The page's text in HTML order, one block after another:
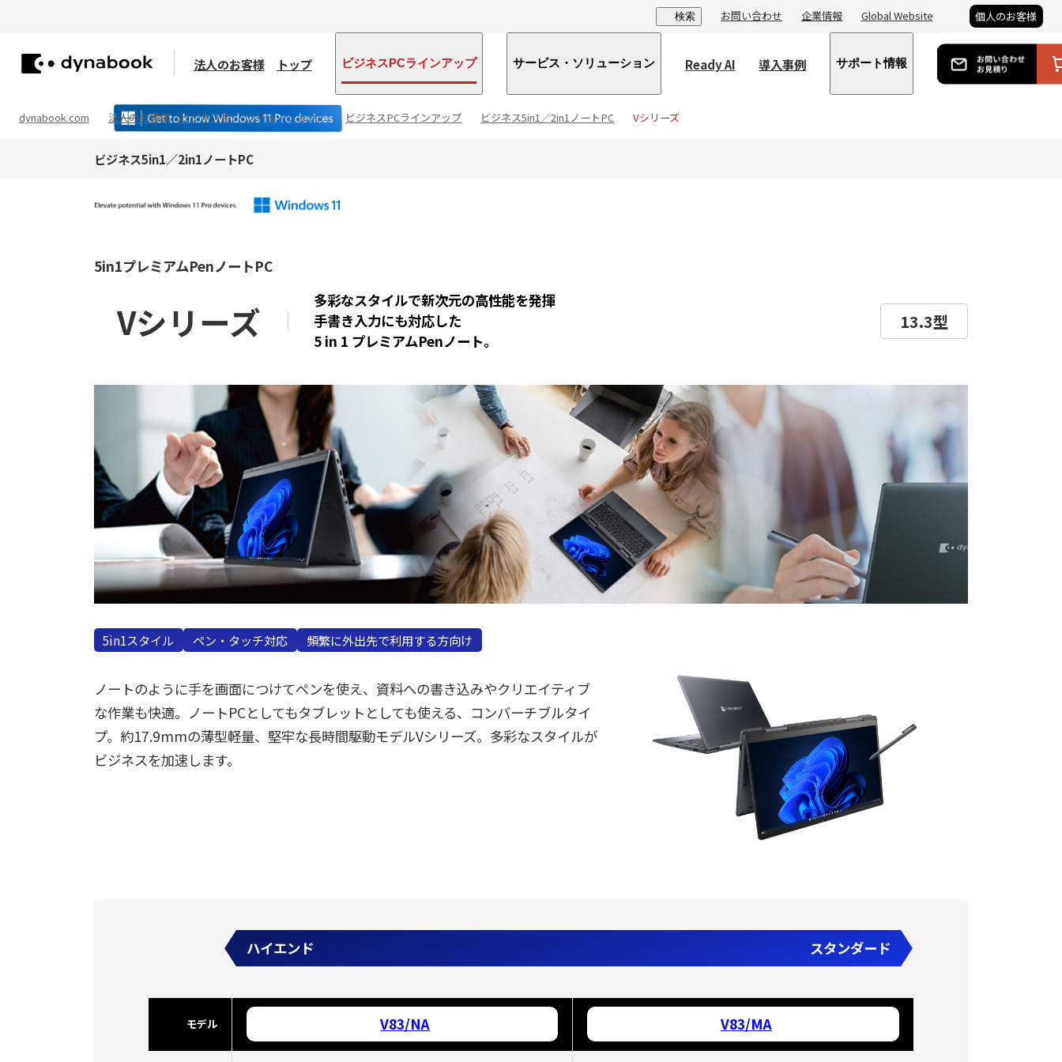
検索 お問い合わせ 企業情報 Global Website 個人のお客様
法人のお客様 トップ ビジネスPCラインアップ サービス・ソリューション Ready AI 導入事例 サポート情報
dynabook.com 法人のお客様（ビジネスPC・ソリューション） ビジネスPCラインアップ ビジネス5in1／2in1ノートPC Vシリーズ
ビジネス5in1／2in1ノートPC
5in1プレミアムPenノートPC
Vシリーズ
多彩なスタイルで新次元の高性能を発揮
手書き入力にも対応した
5 in 1 プレミアムPenノート。
13.3型
5in1スタイル ペン・タッチ対応 頻繁に外出先で利用する方向け
ノートのように手を画面につけてペンを使え、資料への書き込みやクリエイティブ
な作業も快適。ノートPCとしてもタブレットとしても使える、コンバーチブルタイ
プ。約17.9mmの薄型軽量、堅牢な長時間駆動モデルVシリーズ。多彩なスタイルが
ビジネスを加速します。
ハイエンド スタンダード
モデル V83/NA V83/MA